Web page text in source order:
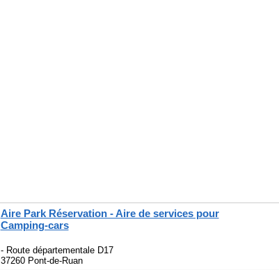
Aire Park Réservation - Aire de services pour
Camping-cars
- Route départementale D17
37260 Pont-de-Ruan